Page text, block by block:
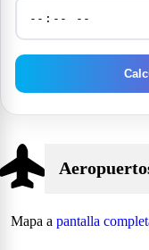
Mapa a pantalla